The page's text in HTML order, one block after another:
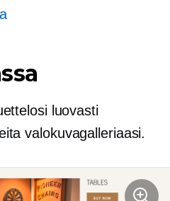
luovasti
valokuvagalleriaasi.